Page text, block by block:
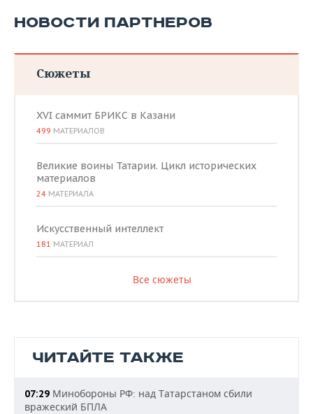
НОВОСТИ ПАРТНЕРОВ
Сюжеты
XVI саммит БРИКС в Казани
499 МАТЕРИАЛОВ
Великие воины Татарии. Цикл исторических
материалов
24 МАТЕРИАЛА
Искусственный интеллект
181 МАТЕРИАЛ
Все сюжеты
ЧИТАЙТЕ ТАКЖЕ
07:29 Минобороны РФ: над Татарстаном сбили
вражеский БПЛА